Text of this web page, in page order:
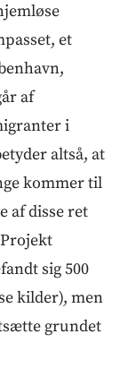
et
af
i
altså, at
kommer til
af disse ret
sig 500
kilder), men
grundet